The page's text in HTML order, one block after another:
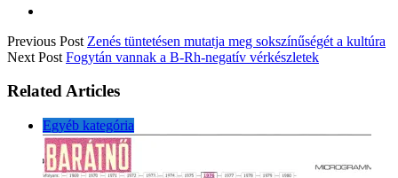
Previous Post Zenés tüntetésen mutatja meg sokszínűségét a kultúra
Next Post Fogytán vannak a B-Rh-negatív vérkészletek
Related Articles
Egyéb kategória